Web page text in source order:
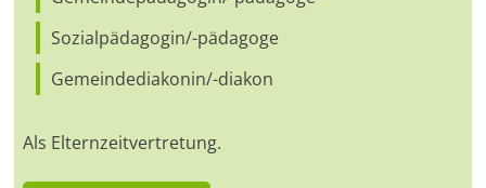
Sozialpädagogin/-pädagoge
Gemeindediakonin/-diakon
Als Elternzeitvertretung.